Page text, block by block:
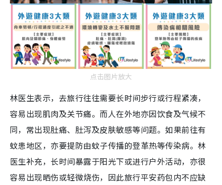
点击图片放大
林医生表示，去旅行往往需要长时间步行或行程紧凑，
容易出现肌肉及关节痛。而人在外地亦因饮食及气候不
同，常出现肚痛、肚泻及皮肤敏感等问题。如果前往有
蚊患地区，亦要提防由蚊子传播的登革热等传染病。林
医生补充，长时间暴露于阳光下或进行户外活动，亦很
容易出现晒伤或轻微烧伤，因此旅行平安药包内不应缺